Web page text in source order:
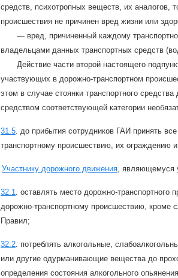
средств, психотропных веществ, их аналогов,
происшествия не причинен вред жизни или
— вред, причиненный каждому
владельцами данных транспортных средств
Действие части второй настоящего
участвующих в дорожно-транспортном
этом в случае стоянки транспортного
средством соответствующей категории
31.5. до прибытия сотрудников ГАИ принять
транспортному происшествию, их ограждению
Участнику дорожного движения, являющемуся
32.1. оставлять место дорожно-
дорожно-транспортному происшествию, кроме
Правил;
32.2. потреблять алкогольные,
или другие одурманивающие вещества до
определения состояния алкогольного